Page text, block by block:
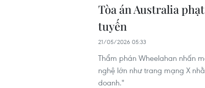
Tòa án Australia
tuyến
21/05/2026 05:33
Thẩm phán Wheelahan nhấn
nghệ lớn như trang mạng X
doanh."